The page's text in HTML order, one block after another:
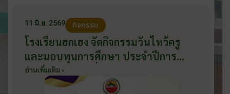
11 มิ.ย. 2569 กิจกรรม
โรงเรียนฮกเฮง จัดกิจกรรมวันไหว้ครู
และมอบทุนการศึกษา ประจำปีการ
ศึกษา 2569 วันที่ 11 มิถุนายน 2569
อ่านเพิ่มเติม ›